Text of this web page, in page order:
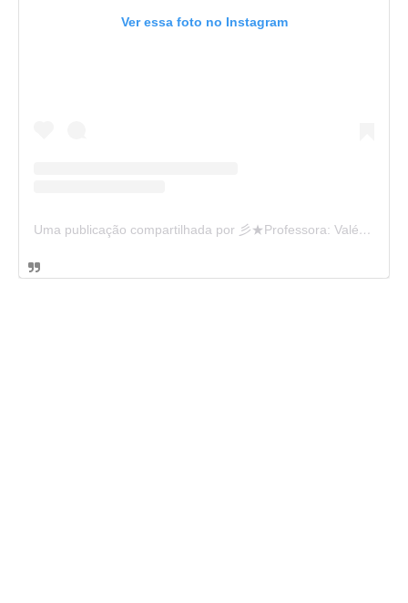
Ver essa foto no Instagram
Uma publicação compartilhada por 彡★Professora: Valéria·.¸¸.· (@ensinandocomcarinho)